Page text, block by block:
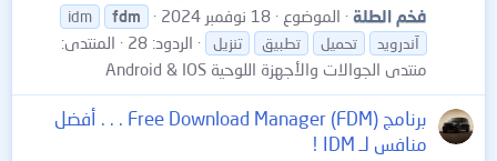
فخم الطلة الموضوع 18 نوفمبر 2024 fdm
idm
آندرويد
تحميل تطبيق تنزيل الردود: 28
المنتدى:
منتدى الجوالات والأجهزة اللوحية Android & IOS
برنامج Free Download Manager (FDM) . . . أفضل
منافس لـ IDM !